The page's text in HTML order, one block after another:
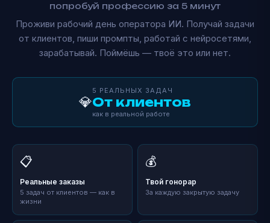
попробуй профессию за 5 минут
Проживи рабочий день оператора ИИ. Получай задачи
от клиентов, пиши промпты, работай с нейросетями,
зарабатывай. Поймёшь — твоё это или нет.
💎
5 РЕАЛЬНЫХ ЗАДАЧ
От клиентов
как в реальной работе
📋
Реальные заказы
5 задач от клиентов — как в
жизни
💰
Твой гонорар
За каждую закрытую задачу